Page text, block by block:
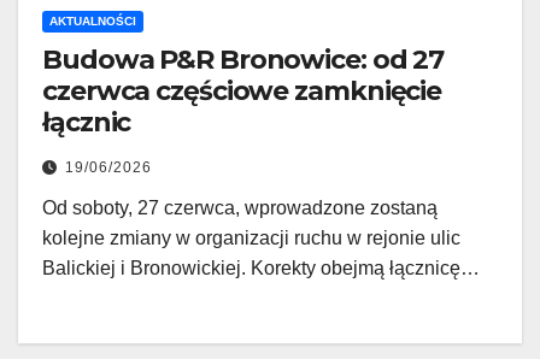
AKTUALNOŚCI
Budowa P&R Bronowice: od 27
czerwca częściowe zamknięcie
łącznic
19/06/2026
Od soboty, 27 czerwca, wprowadzone zostaną
kolejne zmiany w organizacji ruchu w rejonie ulic
Balickiej i Bronowickiej. Korekty obejmą łącznicę…